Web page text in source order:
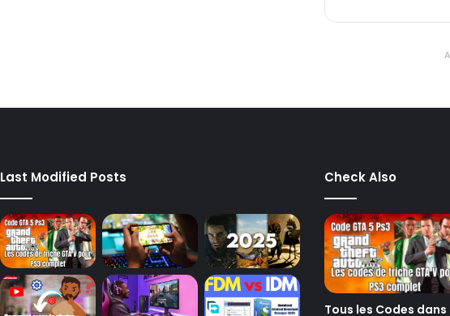
Last Modified Posts Check Also
Tous les Codes dans